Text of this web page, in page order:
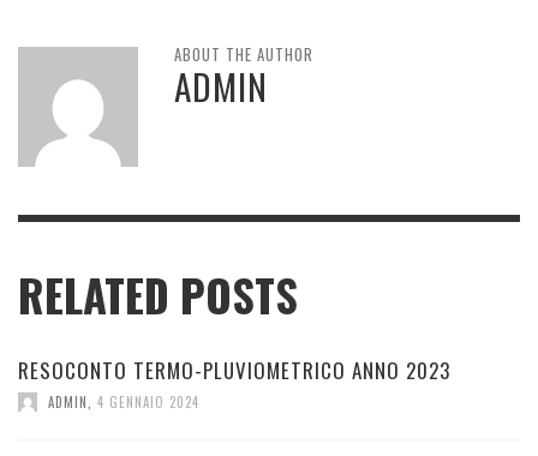
ABOUT THE AUTHOR
ADMIN
RELATED POSTS
RESOCONTO TERMO-PLUVIOMETRICO ANNO 2023
ADMIN 4 GENNAIO 2024